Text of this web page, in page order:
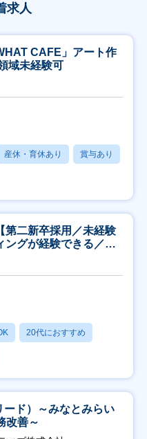
求人
CAFE」アート作
域未経験可
産休・育休あり 賞与あり
第二新卒採用／未経験
ングが経験できる／研
20代におすすめ
ード）～みなとみらい
改善～